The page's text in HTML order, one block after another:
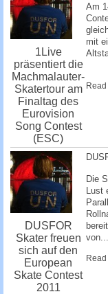
1Live
präsentiert die
Machmalauter-
Skatertour am
Finaltag des
Eurovision
Song Contest
(ESC)
Am
mit
Read
DUSFOR
Skater freuen
sich auf den
European
Skate Contest
2011
Die
Lust
von...
Read